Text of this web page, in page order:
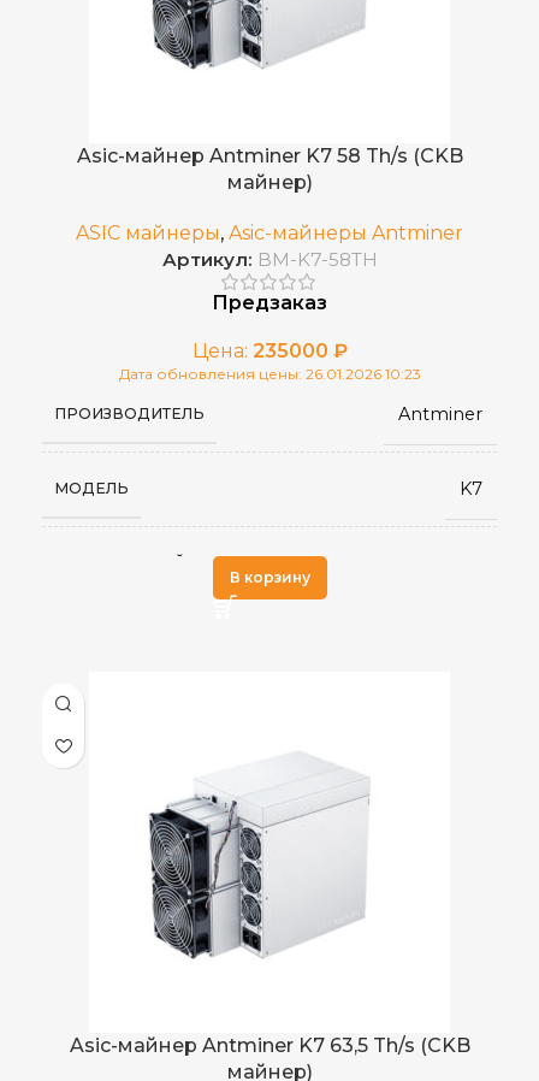
Asic-майнер Antminer K7 58 Th/s (CKB
майнер)
ASIC майнеры, Asic-майнеры Antminer
Артикул: BM-K7-58TH
Предзаказ
Цена: 235000 ₽
Дата обновления цены: 26.01.2026 10:23
ПРОИЗВОДИТЕЛЬ Antminer
МОДЕЛЬ K7
АЛГОРИТМ МАЙНИНГА
ЭЛЕКТРОПОТРЕБЛЕНИЕ (КВТ)
ЭНЕРГОЭФФЕКТИВНОСТЬ
ОХЛАЖДЕНИЕ
УРОВЕНЬ ШУМА
В корзину
Asic-майнер Antminer K7 63,5 Th/s (CKB
майнер)